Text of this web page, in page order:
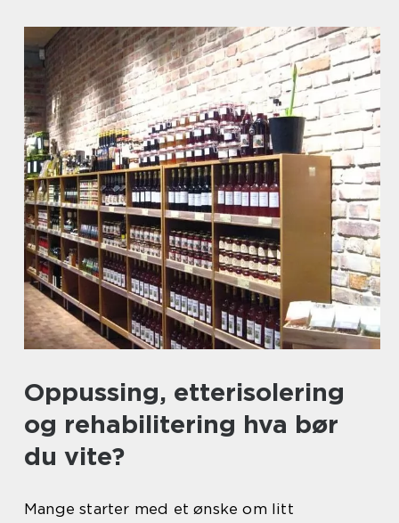
Oppussing, etterisolering
og rehabilitering hva bør
du vite?
Mange starter med et ønske om litt